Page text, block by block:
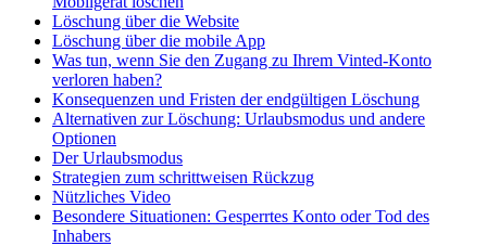
Löschung über die Website
Löschung über die mobile App
Was tun, wenn Sie den Zugang zu Ihrem Vinted-Konto
verloren haben?
Konsequenzen und Fristen der endgültigen Löschung
Alternativen zur Löschung: Urlaubsmodus und andere
Optionen
Der Urlaubsmodus
Strategien zum schrittweisen Rückzug
Nützliches Video
Besondere Situationen: Gesperrtes Konto oder Tod des
Inhabers